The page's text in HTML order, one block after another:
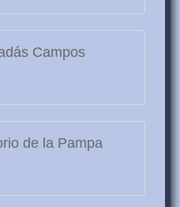
Campos
de la Pampa